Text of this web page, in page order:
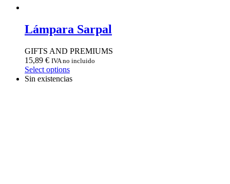
Lámpara Sarpal
GIFTS AND PREMIUMS
15,89 € IVA no incluido
Select options
Sin existencias